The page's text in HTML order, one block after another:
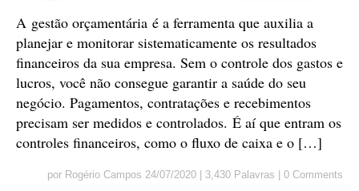
A gestão orçamentária é a ferramenta que auxilia a
planejar e monitorar sistematicamente os resultados
financeiros da sua empresa. Sem o controle dos gastos e
lucros, você não consegue garantir a saúde do seu
negócio. Pagamentos, contratações e recebimentos
precisam ser medidos e controlados. É aí que entram os
controles financeiros, como o fluxo de caixa e o […]
por Rogério Campos 24/07/2020 | 3,430 Palavras | 0 Comments